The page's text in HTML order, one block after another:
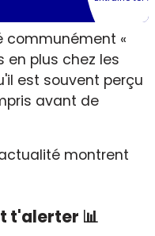
communément «
en plus chez les
est souvent perçu
avant de
montrent
t'alerter 📊